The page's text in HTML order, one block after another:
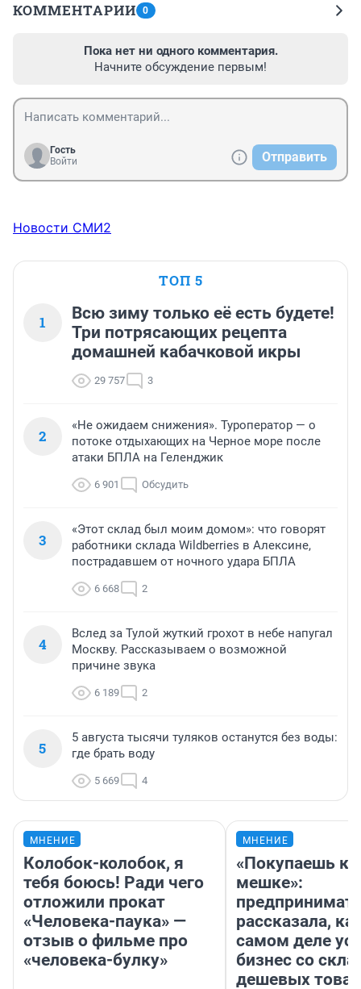
КОММЕНТАРИИ 0
Пока нет ни одного комментария.
Начните обсуждение первым!
Гость
Войти
Отправить
Новости СМИ2
ТОП 5
1
Всю зиму только её есть будете!
Три потрясающих рецепта
домашней кабачковой икры
29 757 3
2
«Не ожидаем снижения». Туроператор — о
потоке отдыхающих на Черное море после
атаки БПЛА на Геленджик
6 901 Обсудить
3
«Этот склад был моим домом»: что говорят
работники склада Wildberries в Алексине,
пострадавшем от ночного удара БПЛА
6 668 2
4
Вслед за Тулой жуткий грохот в небе напугал
Москву. Рассказываем о возможной
причине звука
6 189 2
5
5 августа тысячи туляков останутся без воды:
где брать воду
5 669 4
МНЕНИЕ
Колобок-колобок, я
тебя боюсь! Ради чего
отложили прокат
«Человека-паука» —
отзыв о фильме про
«человека-булку»
МНЕНИЕ
«Покупаешь
мешке»:
рассказала,
самом деле
бизнес со
дешевых